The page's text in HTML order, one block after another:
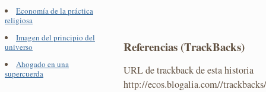
Economía de la práctica
religiosa
Imagen del principio del
universo
Ahogado en una
supercuerda
Referencias (TrackBacks)
URL de trackback de esta historia
http://ecos.blogalia.com//